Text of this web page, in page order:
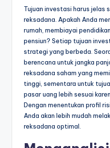
Tujuan investasi harus jelas
reksadana. Apakah Anda
rumah, membiayai
pensiun? Setiap tujuan
strategi yang berbeda.
berencana untuk jangka
reksadana saham yang
tinggi, sementara untuk
pasar uang lebih sesuai
Dengan menentukan profil
Anda akan lebih mudah
reksadana optimal.